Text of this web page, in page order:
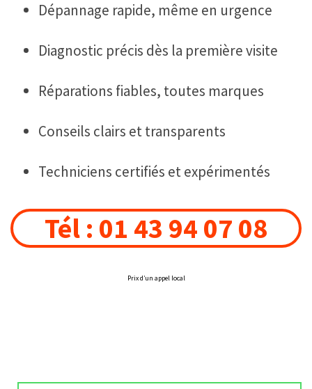
Dépannage rapide, même en urgence
Diagnostic précis dès la première visite
Réparations fiables, toutes marques
Conseils clairs et transparents
Techniciens certifiés et expérimentés
Tél : 01 43 94 07 08
Prix d’un appel local